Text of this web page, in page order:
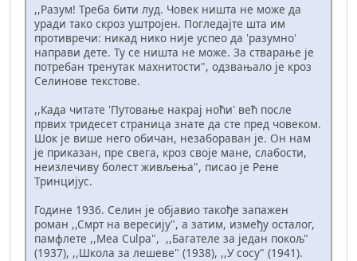
,,Разум! Треба бити луд. Човек ништа не може да
уради тако скроз уштројен. Погледајте шта им
противречи: никад нико није успео да 'разумно'
направи дете. Ту се ништа не може. За стварање је
потребан тренутак махнитости", одзвањало је кроз
Селинове текстове.
,,Када читате 'Путовање накрај ноћи' већ после
првих тридесет страница знате да сте пред човеком.
Шок је више него обичан, незабораван је. Он нам
је приказан, пре свега, кроз своје мане, слабости,
неизлечиву болест живљења", писао је Рене
Тринцијус.
Године 1936. Селин је објавио такође запажен
роман ,,Смрт на вересију", а затим, између осталог,
памфлете ,,Mea Culpa", ,,Багателе за један покољ"
(1937), ,,Школа за лешеве" (1938), ,,У сосу" (1941).